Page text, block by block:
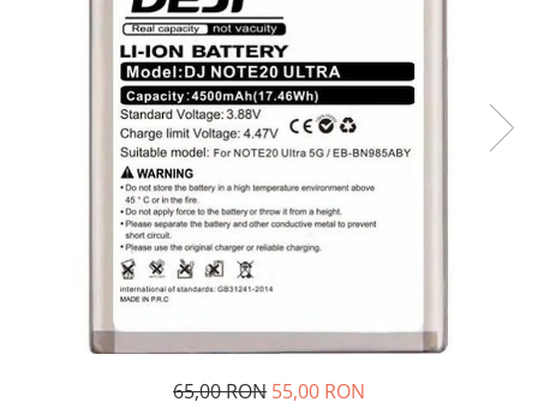
Oppo / Realme
Motorola
65,00 RON 55,00 RON